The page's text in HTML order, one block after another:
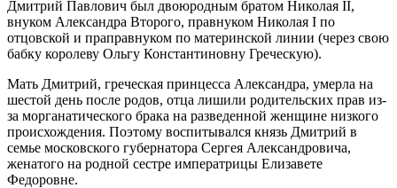
Дмитрий Павлович был двоюродным братом Николая II,
внуком Александра Второго, правнуком Николая I по
отцовской и праправнуком по материнской линии (через свою
бабку королеву Ольгу Константиновну Греческую).
Мать Дмитрий, греческая принцесса Александра, умерла на
шестой день после родов, отца лишили родительских прав из-
за морганатического брака на разведенной женщине низкого
происхождения. Поэтому воспитывался князь Дмитрий в
семье московского губернатора Сергея Александровича,
женатого на родной сестре императрицы Елизавете
Федоровне.